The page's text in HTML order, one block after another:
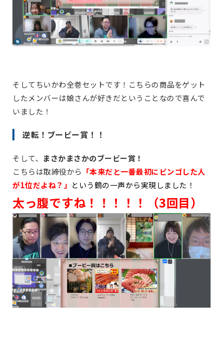
そしてちいかわ全巻セットです！こちらの商品をゲット
したメンバーは娘さんが好きだということなので喜んで
いました！
逆転！ブービー賞！！
そして、 まさかまさかのブービー賞！
こちらは取締役から 「本来だと一番最初にビンゴした人
が1位だよね？」 という鶴の一声から実現しました！
太っ腹ですね！！！！！（3回目）